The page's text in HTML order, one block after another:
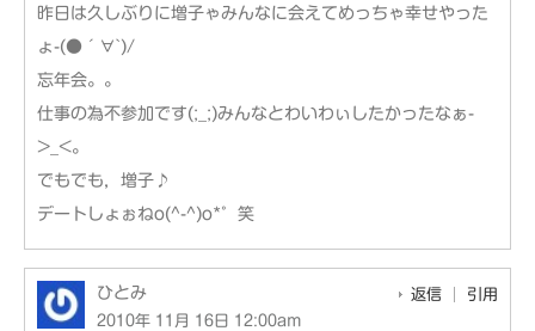
昨日は久しぶりに増子ゃみんなに会えてめっちゃ幸せやった
ょ-(●´∀`)/
忘年会。。
仕事の為不参加です(;_;)みんなとわいわぃしたかったなぁ-
>_<。
でもでも，増子♪
デートしょぉねo(^-^)o*゜笑
ひとみ
2010年 11月 16日 12:00am
返信 引用